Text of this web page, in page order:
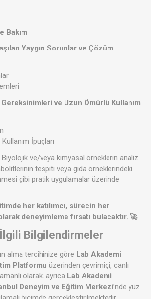
Bakım
Yaygın Sorunlar ve Çözüm
Gereksinimleri ve Uzun Ömürlü Kullanım
İpuçları
Biyolojik ve/veya kimyasal örneklerin analiz
tespiti veya gıda örneklerindeki
gibi pratik uygulamalar üzerinde
her katılımcı, sürecin her
deneyimleme fırsatı bulacaktır. 🚀
Bilgilendirmeler
alma tercihinize göre Lab Akademi
Platformu üzerinden çevrimiçi, canlı
olarak; ayrıca Lab Akademi
Deneyim ve Eğitim Merkezi’nde yüz